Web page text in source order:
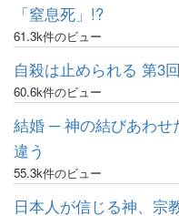
「窒息死」!?
61.3k件のビュー
自殺は止められる 第3
60.6k件のビュー
結婚 ─ 神の結びあわせ
違う
55.3k件のビュー
日本人が信じる神、宗